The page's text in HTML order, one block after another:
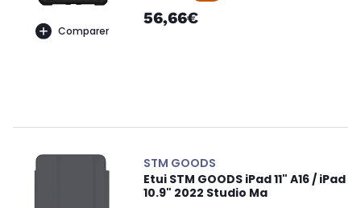
Comparer
56,66€
STM GOODS
Etui STM GOODS iPad 11" A16 / iPad
10.9" 2022 Studio Ma